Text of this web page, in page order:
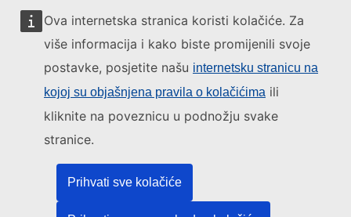
Ova internetska stranica koristi kolačiće. Za
više informacija i kako biste promijenili svoje
postavke, posjetite našu internetsku stranicu na
kojoj su objašnjena pravila o kolačićima ili
kliknite na poveznicu u podnožju svake
stranice.
Prihvati sve kolačiće